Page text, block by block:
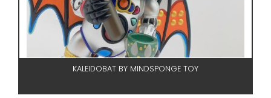
KALEIDOBAT BY MINDSPONGE TOY